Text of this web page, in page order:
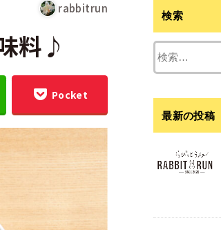
rabbitrun
料♪
Pocket
検索
最新の投稿